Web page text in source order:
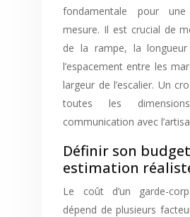
fondamentale pour
mesure. Il est crucial de
de la rampe, la longueur
l’espacement entre les
largeur de l’escalier. Un
toutes les
communication avec
Définir son
estimation
Le coût d’un garde-
dépend de plusieurs